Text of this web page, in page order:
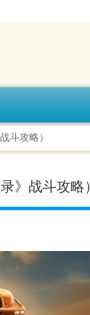
斗攻略）
》战斗攻略）